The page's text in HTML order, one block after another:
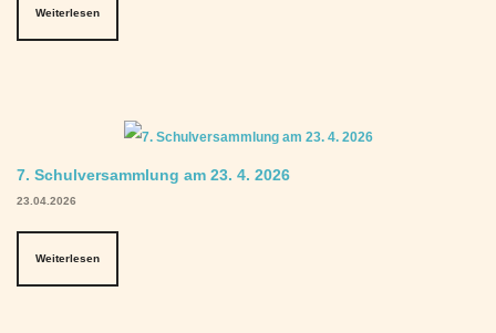
Weiterlesen
7. Schulversammlung am 23. 4. 2026
23.04.2026
Weiterlesen